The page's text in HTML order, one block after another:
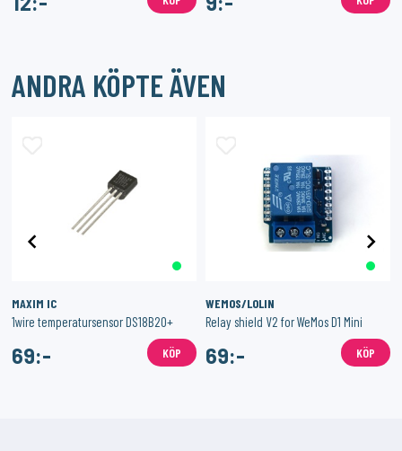
ANDRA KÖPTE ÄVEN
MAXIM IC
1wire temperatursensor DS18B20+
69:- KÖP
WEMOS/LOLIN
Relay shield V2 for WeMos D1 Mini
69:- KÖP